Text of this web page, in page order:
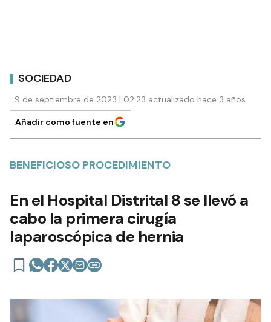
SOCIEDAD
9 de septiembre de 2023 | 02:23 actualizado hace 3 años
Añadir como fuente en
BENEFICIOSO PROCEDIMIENTO
En el Hospital Distrital 8 se llevó a
cabo la primera cirugía
laparoscópica de hernia